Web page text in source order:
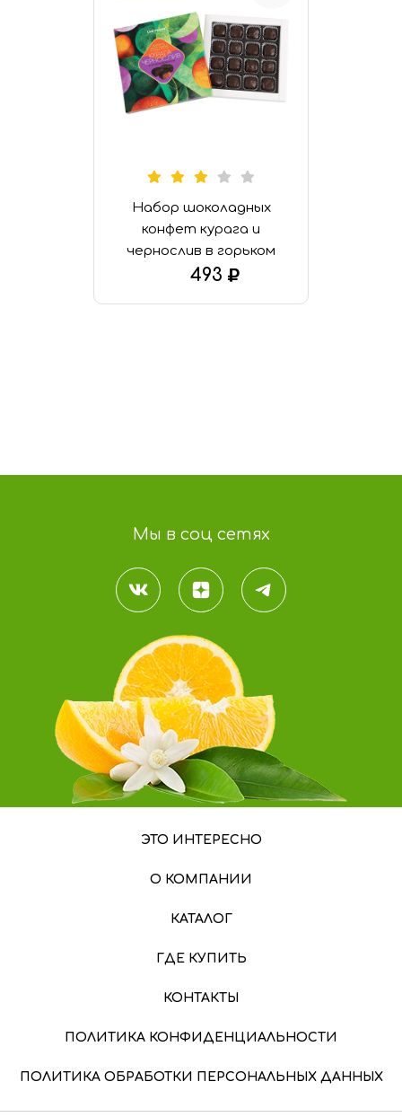
Набор шоколадных
конфет курага и
чернослив в горьком
шоколаде
493
Мы в соц сетях
ЭТО ИНТЕРЕСНО
О КОМПАНИИ
КАТАЛОГ
ГДЕ КУПИТЬ
КОНТАКТЫ
ПОЛИТИКА КОНФИДЕНЦИАЛЬНОСТИ
ПОЛИТИКА ОБРАБОТКИ ПЕРСОНАЛЬНЫХ ДАННЫХ